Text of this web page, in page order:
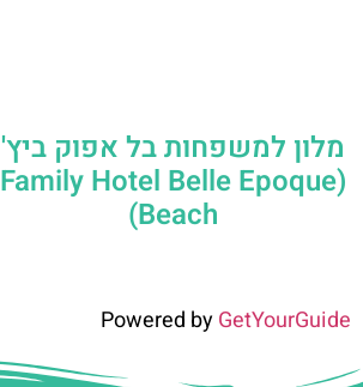
מלון למשפחות בל אפוק ביץ'
(Family Hotel Belle Epoque
Beach)
Powered byGetYourGuide